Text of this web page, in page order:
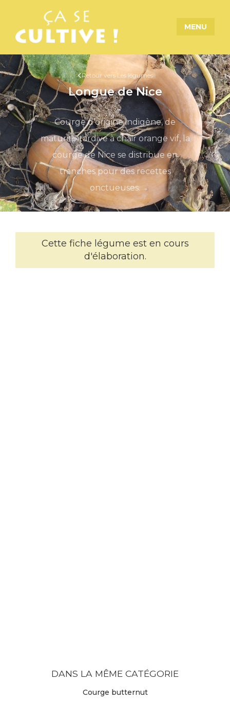
MENU
Retour vers Les légumes
Longue de Nice
Courge d’origine indigène, de
maturité tardive à chair orange vif, la
courge de Nice se distribue en
tranches pour des recettes
onctueuses.
Cette fiche légume est en cours
d'élaboration.
DANS LA MÊME CATÉGORIE
Courge butternut